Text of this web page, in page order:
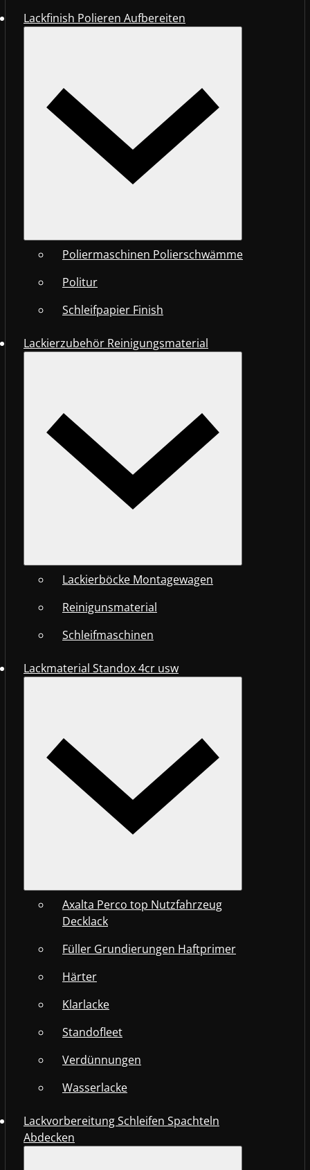
Lackfinish Polieren Aufbereiten
Poliermaschinen Polierschwämme
Politur
Schleifpapier Finish
Lackierzubehör Reinigungsmaterial
Lackierböcke Montagewagen
Reinigunsmaterial
Schleifmaschinen
Lackmaterial Standox 4cr usw
Axalta Perco top Nutzfahrzeug
Decklack
Füller Grundierungen Haftprimer
Härter
Klarlacke
Standofleet
Verdünnungen
Wasserlacke
Lackvorbereitung Schleifen Spachteln
Abdecken